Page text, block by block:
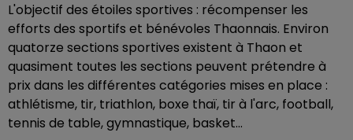
L'objectif des étoiles sportives : récompenser les
efforts des sportifs et bénévoles Thaonnais. Environ
quatorze sections sportives existent à Thaon et
quasiment toutes les sections peuvent prétendre à
prix dans les différentes catégories mises en place :
athlétisme, tir, triathlon, boxe thaï, tir à l'arc, football,
tennis de table, gymnastique, basket...